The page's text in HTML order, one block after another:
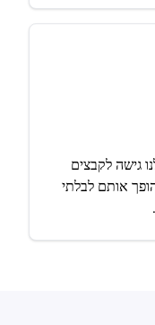
ואין לנו גישה לקבצים
אותם לבלתי